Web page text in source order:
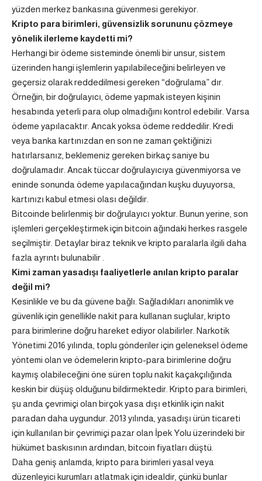
yüzden merkez bankasına güvenmesi gerekiyor.
Kripto para birimleri, güvensizlik sorununu çözmeye
yönelik ilerleme kaydetti mi?
Herhangi bir ödeme sisteminde önemli bir unsur, sistem
üzerinden hangi işlemlerin yapılabileceğini belirleyen ve
geçersiz olarak reddedilmesi gereken “doğrulama” dır.
Örneğin, bir doğrulayıcı, ödeme yapmak isteyen kişinin
hesabında yeterli para olup olmadığını kontrol edebilir. Varsa
ödeme yapılacaktır. Ancak yoksa ödeme reddedilir. Kredi
veya banka kartınızdan en son ne zaman çektiğinizi
hatırlarsanız, beklemeniz gereken birkaç saniye bu
doğrulamadır. Ancak tüccar doğrulayıcıya güvenmiyorsa ve
eninde sonunda ödeme yapılacağından kuşku duyuyorsa,
kartınızı kabul etmesi olası değildir.
Bitcoinde belirlenmiş bir doğrulayıcı yoktur. Bunun yerine, son
işlemleri gerçekleştirmek için bitcoin ağındaki herkes rasgele
seçilmiştir. Detaylar biraz teknik ve kripto paralarla ilgili daha
fazla ayrıntı bulunabilir .
Kimi zaman yasadışı faaliyetlerle anılan kripto paralar
değil mi?
Kesinlikle ve bu da güvene bağlı. Sağladıkları anonimlik ve
güvenlik için genellikle nakit para kullanan suçlular, kripto
para birimlerine doğru hareket ediyor olabilirler. Narkotik
Yönetimi 2016 yılında, toplu gönderiler için geleneksel ödeme
yöntemi olan ve ödemelerin kripto-para birimlerine doğru
kaymış olabileceğini öne süren toplu nakit kaçakçılığında
keskin bir düşüş olduğunu bildirmektedir. Kripto para birimleri,
şu anda çevrimiçi olan birçok yasa dışı etkinlik için nakit
paradan daha uygundur. 2013 yılında, yasadışı ürün ticareti
için kullanılan bir çevrimiçi pazar olan İpek Yolu üzerindeki bir
hükümet baskısının ardından, bitcoin fiyatları düştü.
Daha geniş anlamda, kripto para birimleri yasal veya
düzenleyici kurumları atlatmak için idealdir, çünkü bunlar